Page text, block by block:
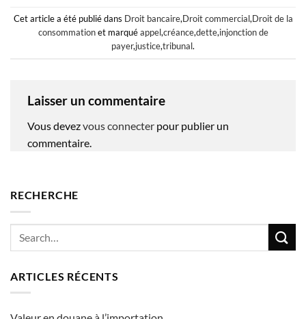
Cet article a été publié dans Droit bancaire,Droit commercial,Droit de la
consommationet marquéappel,créance,dette,injonction de
payer,justice,tribunal.
Laisser un commentaire
Vous devezvous connecter pour publier un
commentaire.
RECHERCHE
ARTICLES RÉCENTS